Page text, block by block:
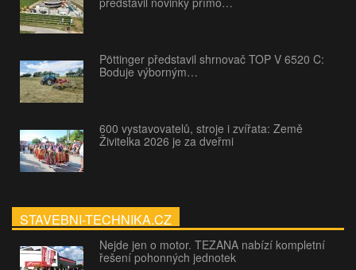
Pöttinger představil shrnovač TOP V 6520 C:
Boduje výborným…
600 vystavovatelů, stroje i zvířata: Země
Živitelka 2026 je za dveřmi
STAVEBNI-TECHNIKA.CZ
Nejde jen o motor. TEZANA nabízí kompletní
řešení pohonných jednotek